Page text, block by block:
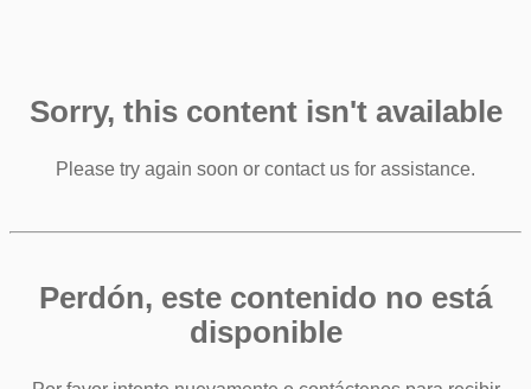
Sorry, this content isn't available
Please try again soon or contact us for assistance.
Perdón, este contenido no está
disponible